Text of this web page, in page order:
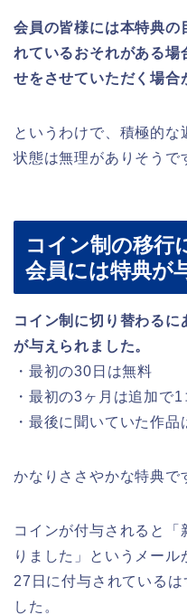
会員の皆様には本特典の
れているおそれがある
せをさせていただく場合
というわけで、積極的な
状態は無理がありそうで
コイン制の移行
会員には特典が
コイン制に切り替わる
が与えられました。
・最初の30日は無料
・最初の3ヶ月は追加で
・最後に聞いていた作品
かなりささやかな特典で
コインが付与されると「
りました」というメー
27日に付与されている
した。